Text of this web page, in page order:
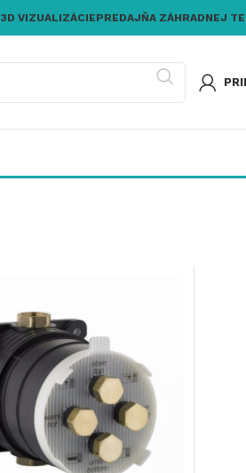
3D VIZUALIZÁCIEPREDAJŇA ZÁHRADNEJ